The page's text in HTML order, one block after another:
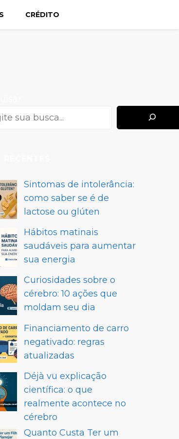
CRÉDITO
Sintomas de intolerância:
como saber se é de
lactose ou glúten
Hábitos matinais
saudáveis para aumentar
sua energia
Curiosidades sobre o
cérebro: 10 ações que
moldam seu dia
Financiamento de carro
negativado: regras
atualizadas
Déjà vu explicação
científica: o que
realmente acontece no
cérebro
Quanto Custa Ter um